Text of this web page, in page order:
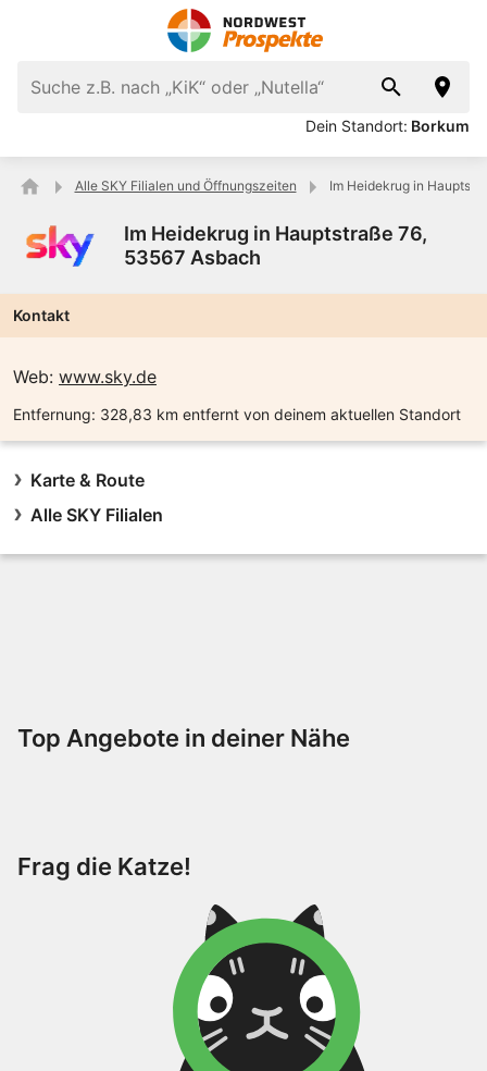
Dein Standort: Borkum
Alle SKY Filialen und Öffnungszeiten Im Heidekrug in
Im Heidekrug in Hauptstraße 76,
53567 Asbach
Kontakt
Web: www.sky.de
Entfernung: 328,83 km entfernt von deinem aktuellen Standort
Karte & Route
Alle SKY Filialen
Top Angebote in deiner Nähe
Frag die Katze!